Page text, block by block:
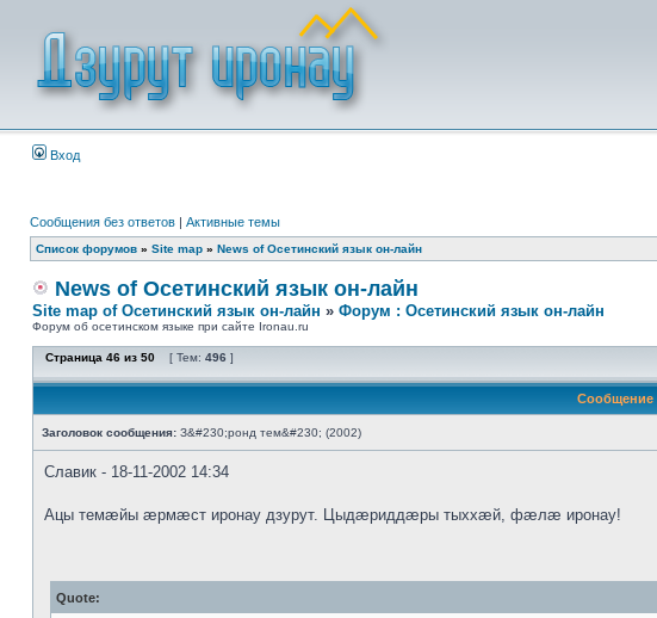
Вход
Сообщения без ответов | Активные темы
Список форумов » Site map » News of Осетинский язык он-лайн
News of Осетинский язык он-лайн
Site map of Осетинский язык он-лайн » Форум : Осетинский язык он-лайн
Форум об осетинском языке при сайте Ironau.ru
Страница 46 из 50 [ Тем: 496 ]
Сообщение
Заголовок сообщения: З&#230;ронд тем&#230; (2002)
Славик - 18-11-2002 14:34
Ацы темæйы æрмæст иронау дзурут. Цыдæриддæры тыххæй, фæлæ иронау!
Quote: